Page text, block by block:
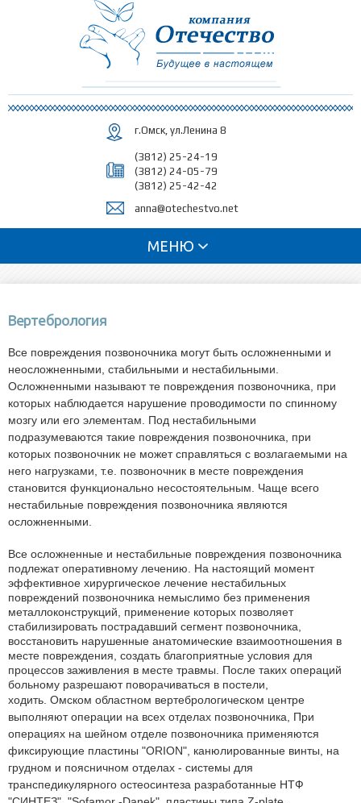
Перейти к
основному
содержанию
г.Омск, ул.Ленина 8
(3812) 25-24-19
(3812) 24-05-79
(3812) 25-42-42
anna@otechestvo.net
МЕНЮ
Вертебрология
Все повреждения позвоночника могут быть осложненными и
неосложненными, стабильными и нестабильными.
Осложненными называют те повреждения позвоночника, при
которых наблюдается нарушение проводимости по спинному
мозгу или его элементам. Под нестабильными
подразумеваются такие повреждения позвоночника, при
которых позвоночник не может справляться с возлагаемыми на
него нагрузками, т.е. позвоночник в месте повреждения
становится функционально несостоятельным. Чаще всего
нестабильные повреждения позвоночника являются
осложненными.
Все осложненные и нестабильные повреждения позвоночника
подлежат оперативному лечению. На настоящий момент
эффективное хирургическое лечение нестабильных
повреждений позвоночника немыслимо без применения
металлоконструкций, применение которых позволяет
стабилизировать пострадавший сегмент позвоночника,
восстановить нарушенные анатомические взаимоотношения в
месте повреждения, создать благоприятные условия для
процессов заживления в месте травмы. После таких операций
больному разрешают поворачиваться в постели,
ходить. Омском областном вертебрологическом центре
выполняют операции на всех отделах позвоночника, При
операциях на шейном отделе позвоночника применяются
фиксирующие пластины "ORION", канюлированные винты, на
грудном и поясничном отделах - системы для
транспедикулярного остеосинтеза разработанные НТФ